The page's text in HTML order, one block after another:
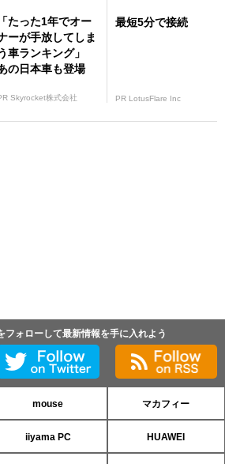
「たった1年でオー
ーが手放してしま
車ランキング」
の日本車も登場
Skyrocket株式会社
最短5分で接続
PR LotusFlare Inc
フォローして最新情報を手に入れよう
mouse マカフィー
iiyama PC HUAWEI